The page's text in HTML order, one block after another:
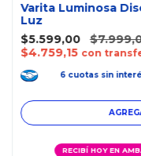
Varita Luminosa
Luz
$5.599,00
$4.759,15 con
6 cuotas sin
RECIBÍ HOY EN